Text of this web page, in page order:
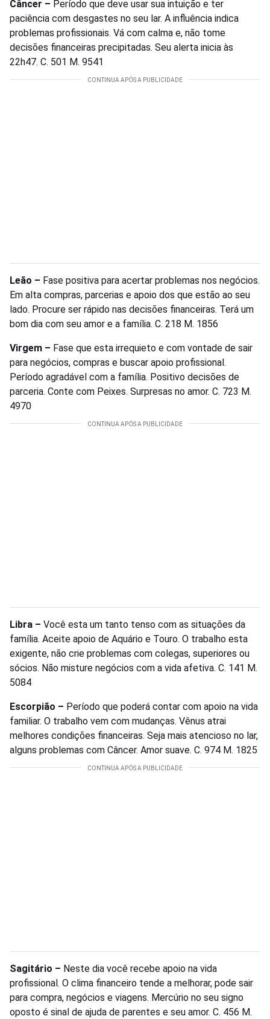
Câncer – Período que deve usar sua intuição e ter
paciência com desgastes no seu lar. A influência indica
problemas profissionais. Vá com calma e, não tome
decisões financeiras precipitadas. Seu alerta inicia às
22h47. C. 501 M. 9541
Leão – Fase positiva para acertar problemas nos negócios.
Em alta compras, parcerias e apoio dos que estão ao seu
lado. Procure ser rápido nas decisões financeiras. Terá um
bom dia com seu amor e a família. C. 218 M. 1856
Virgem – Fase que esta irrequieto e com vontade de sair
para negócios, compras e buscar apoio profissional.
Período agradável com a família. Positivo decisões de
parceria. Conte com Peixes. Surpresas no amor. C. 723 M.
4970
Libra – Você esta um tanto tenso com as situações da
família. Aceite apoio de Aquário e Touro. O trabalho esta
exigente, não crie problemas com colegas, superiores ou
sócios. Não misture negócios com a vida afetiva. C. 141 M.
5084
Escorpião – Período que poderá contar com apoio na vida
familiar. O trabalho vem com mudanças. Vênus atrai
melhores condições financeiras. Seja mais atencioso no lar,
alguns problemas com Câncer. Amor suave. C. 974 M. 1825
Sagitário – Neste dia você recebe apoio na vida
profissional. O clima financeiro tende a melhorar, pode sair
para compra, negócios e viagens. Mercúrio no seu signo
oposto é sinal de ajuda de parentes e seu amor. C. 456 M.